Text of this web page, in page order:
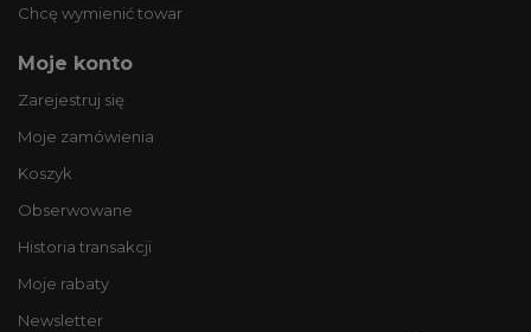
Chcę wymienić towar
Moje konto
Zarejestruj się
Moje zamówienia
Koszyk
Obserwowane
Historia transakcji
Moje rabaty
Newsletter